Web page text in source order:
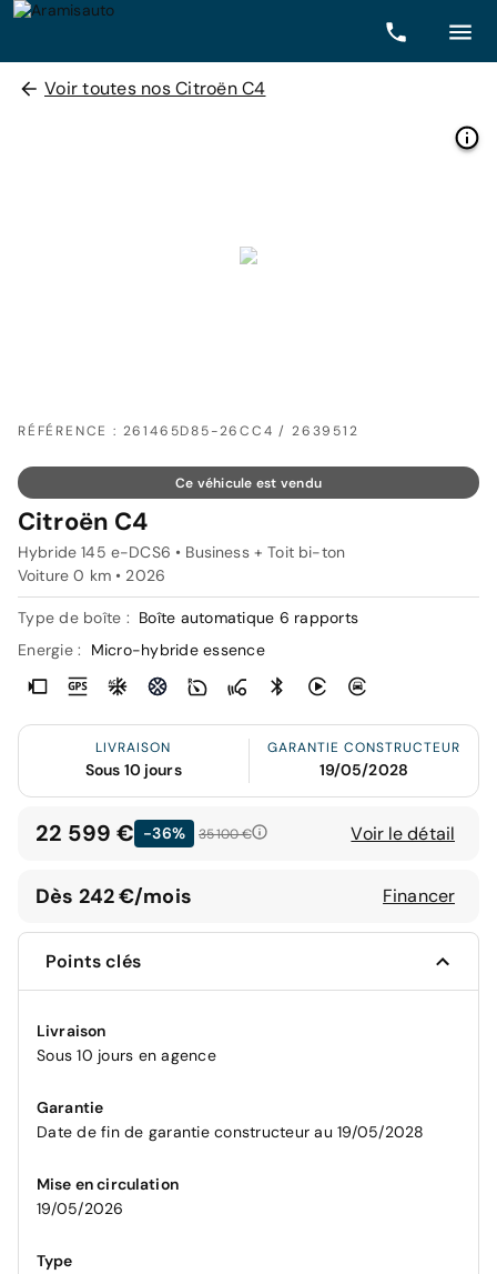
Voir toutes nos Citroën C4
RÉFÉRENCE : 261465D85-26CC4 / 2639512
Ce véhicule est vendu
Citroën C4
Hybride 145 e-DCS6 • Business + Toit bi-ton
Voiture 0 km • 2026
Type de boîte : Boîte automatique 6 rapports
Energie :
Micro-hybride essence
LIVRAISON
Sous 10 jours
GARANTIE CONSTRUCTEUR
19/05/2028
22 599 € -36% 35 100 € Voir le détail
Dès 242 €/mois Financer
Points clés
Livraison
Sous 10 jours en agence
Garantie
Date de fin de garantie constructeur au 19/05/2028
Mise en circulation
19/05/2026
Type